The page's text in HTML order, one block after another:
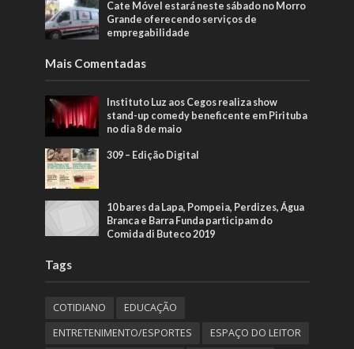
Cate Móvel estará neste sábado no Morro
Grande oferecendo serviços de
empregabilidade
Mais Comentadas
Instituto Luz aos Cegos realiza show
stand-up comedy beneficente em Pirituba
no dia 8 de maio
309 – Edição Digital
10 bares da Lapa, Pompeia, Perdizes, Água
Branca e Barra Funda participam do
Comida di Buteco 2019
Tags
COTIDIANO
EDUCAÇÃO
ENTRETENIMENTO/ESPORTES
ESPAÇO DO LEITOR